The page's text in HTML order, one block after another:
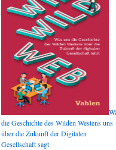
die Geschichte des Wilden Westens uns
über die Zukunft der Digitalen
Gesellschaft sagt